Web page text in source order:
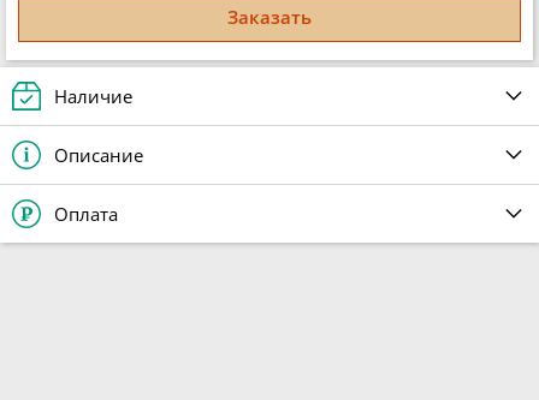
Заказать
Наличие
Описание
Оплата